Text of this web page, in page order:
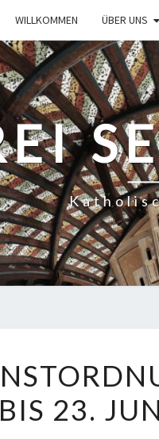
WILLKOMMEN ÜBER UNS
VOM
JUNI
23.